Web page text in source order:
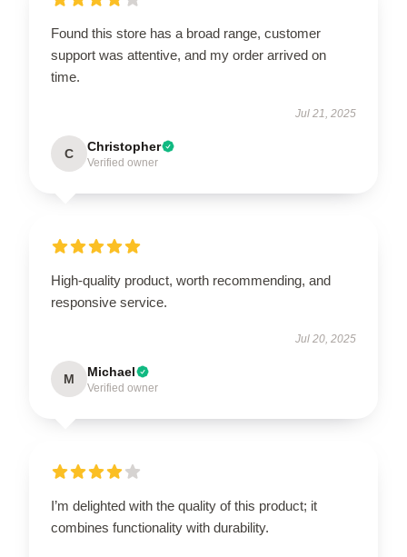
Found this store has a broad range, customer
support was attentive, and my order arrived on
time.
Jul 21, 2025
C Christopher
Verified owner
High-quality product, worth recommending, and
responsive service.
Jul 20, 2025
M Michael
Verified owner
I’m delighted with the quality of this product; it
combines functionality with durability.